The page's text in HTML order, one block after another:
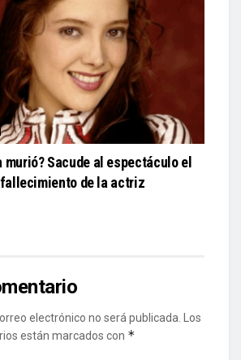
murió? Sacude al espectáculo el
de la actriz
electrónico no será publicada.
Los
están marcados con *